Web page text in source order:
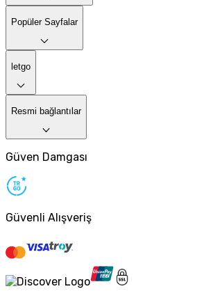
Popüler Sayfalar
letgo
Resmi bağlantılar
Güven Damgası
Güvenli Alışveriş